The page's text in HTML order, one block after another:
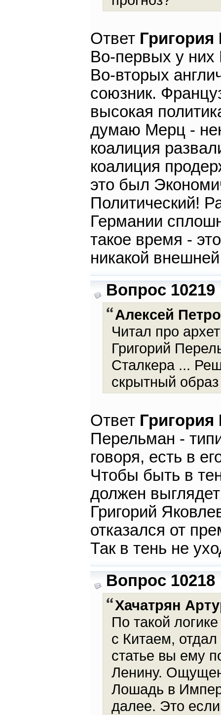
Ответ
Во-первых у них
Во-вторых
союзник.
высокая
думаю Мерц -
коалиция
коалиция
это был
Политический!
Германии
такое время -
никакой
Вопрос 10219
Алексей
Читал про
Григорий
Сталкера ...
скрытный образ
Ответ
Перельман -
говоря, есть в
Чтобы быть в
должен
Григорий
отказался от
Так в тень не
Вопрос 10218
Хачатрян
По такой
с Китаем,
статье вы ему
Ленину.
Лошадь в
далее. Это